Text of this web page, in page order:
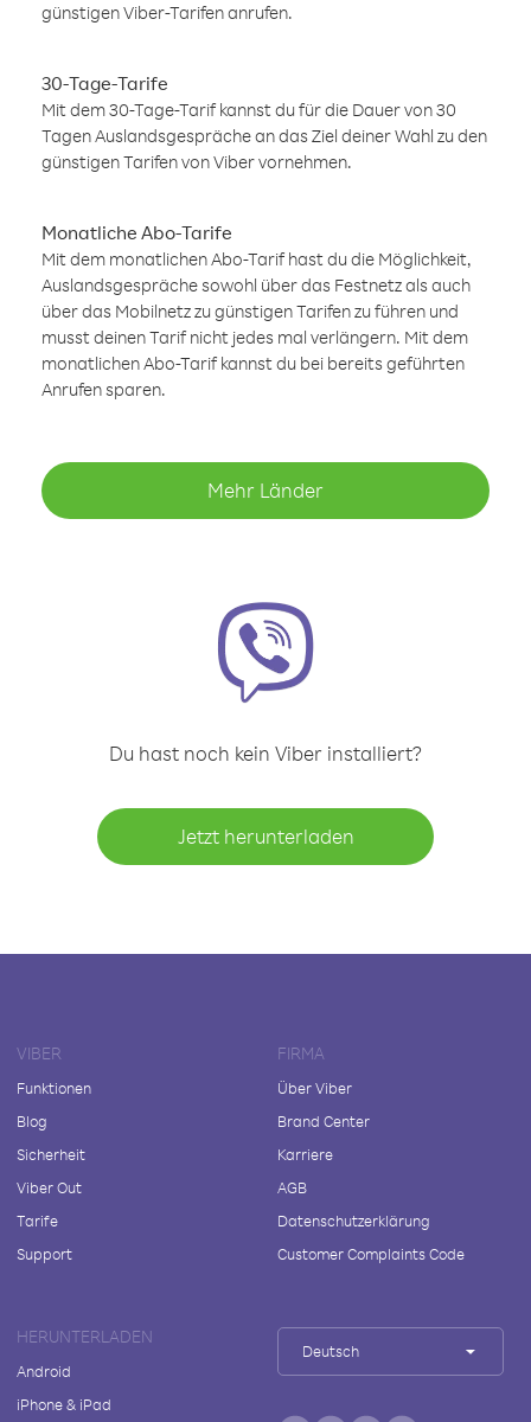
günstigen Viber-Tarifen anrufen.
30-Tage-Tarife
Mit dem 30-Tage-Tarif kannst du für die Dauer von 30
Tagen Auslandsgespräche an das Ziel deiner Wahl zu den
günstigen Tarifen von Viber vornehmen.
Monatliche Abo-Tarife
Mit dem monatlichen Abo-Tarif hast du die Möglichkeit,
Auslandsgespräche sowohl über das Festnetz als auch
über das Mobilnetz zu günstigen Tarifen zu führen und
musst deinen Tarif nicht jedes mal verlängern. Mit dem
monatlichen Abo-Tarif kannst du bei bereits geführten
Anrufen sparen.
Mehr Länder
Du hast noch kein Viber installiert?
Jetzt herunterladen
VIBER
Funktionen
Blog
Sicherheit
Viber Out
Tarife
Support
FIRMA
Über Viber
Brand Center
Karriere
AGB
Datenschutzerklärung
Customer Complaints Code
HERUNTERLADEN
Android
iPhone & iPad
Deutsch